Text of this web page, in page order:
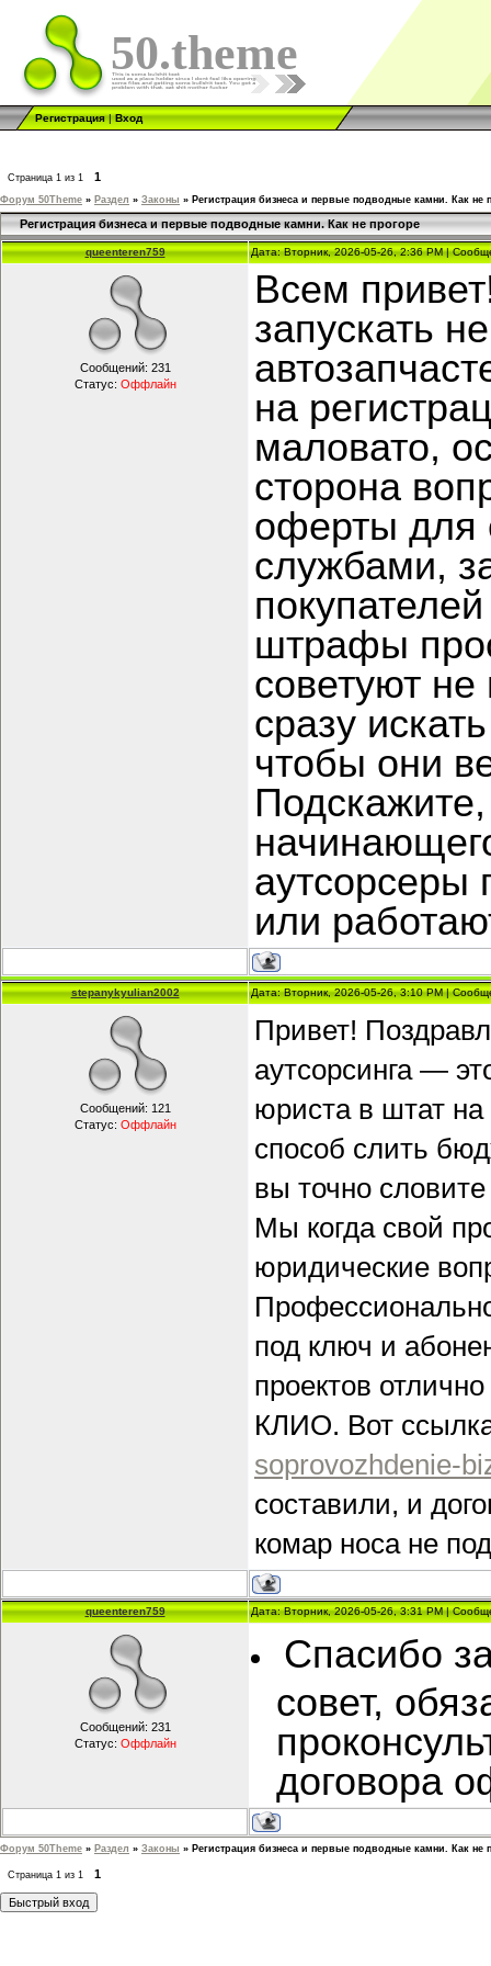
50.theme
Регистрация|Вход
Страница 1 из 1 1
Форум 50Theme » Раздел » Законы » Регистрация бизнеса и первые подводные камни. Как не
Регистрация бизнеса и первые подводные камни. Как не прогоре
queenteren759 Дата: Вторник, 2026-05-26, 2:36 PM |
Сообщений: 231
Статус: Оффлайн
Всем
запускать
на
маловато,
сторона
оферты для
службами,
штрафы
советуют
сразу
чтобы они
аутсорсеры
или
stepanykyulian2002 Дата: Вторник, 2026-05-26, 3:10 PM |
Сообщений: 121
Статус: Оффлайн
Привет!
аутсорсинга —
юриста в штат
способ слить
вы точно
Мы когда свой
юридические
под ключ и
проектов
КЛИО. Вот
soprovozhdenie-
составили, и
комар носа не
queenteren759 Дата: Вторник, 2026-05-26, 3:31 PM |
Сообщений: 231
Статус: Оффлайн
Спасибо
совет,
договора
Форум 50Theme » Раздел » Законы » Регистрация бизнеса и первые подводные камни. Как не
Страница 1 из 1 1